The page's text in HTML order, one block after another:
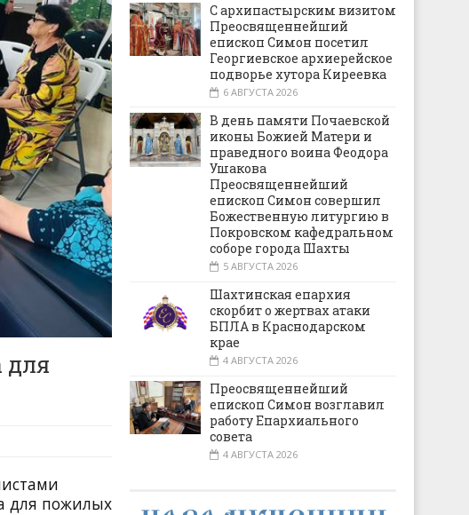
для
для пожилых
С архипастырским визитом
Преосвященнейший
епископ Симон посетил
Георгиевское архиерейское
подворье хутора Киреевка
6 АВГУСТА 2026
В день памяти Почаевской
иконы Божией Матери и
праведного воина Феодора
Ушакова
Преосвященнейший
епископ Симон совершил
Божественную литургию в
Покровском кафедральном
соборе города Шахты
5 АВГУСТА 2026
Шахтинская епархия
скорбит о жертвах атаки
БПЛА в Краснодарском
крае
4 АВГУСТА 2026
Преосвященнейший
епископ Симон возглавил
работу Епархиального
совета
4 АВГУСТА 2026